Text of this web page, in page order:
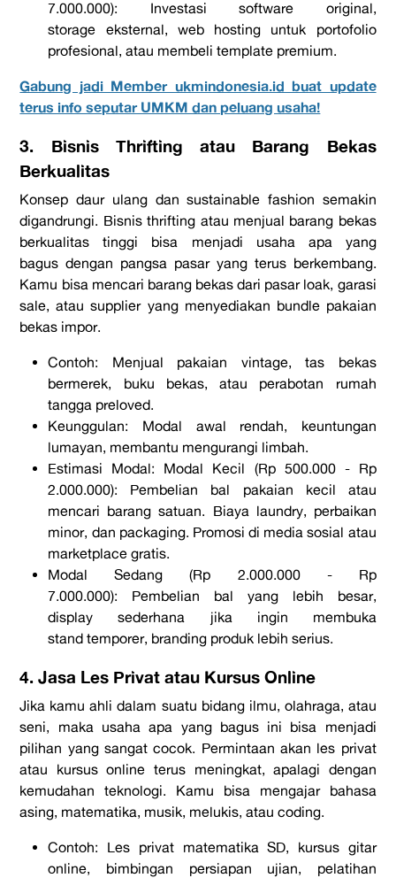
7.000.000): Investasisoftware original,
storage eksternal, web hosting untuk portofolio
profesional, atau membelitemplate premium.
Gabung jadi Member ukmindonesia.id buat update
terus info seputar UMKM dan peluang usaha!
3. Bisnis Thrifting atau Barang Bekas
Berkualitas
Konsep daur ulang dansustainable fashion semakin
digandrungi. Bisnisthrifting atau menjual barang bekas
berkualitas tinggi bisa menjadi usaha apa yang
bagus dengan pangsa pasar yang terus berkembang.
Kamu bisa mencari barang bekas dari pasar loak, garasi
sale, atausupplieryang menyediakan bundlepakaian
bekas impor.
Contoh: Menjual pakaian vintage, tas bekas
bermerek, buku bekas, atau perabotan rumah
tangga preloved.
Keunggulan: Modal awal rendah, keuntungan
lumayan, membantu mengurangi limbah.
Estimasi Modal: Modal Kecil (Rp 500.000 - Rp
2.000.000): Pembelian bal pakaian kecil atau
mencari barang satuan. Biaya laundry, perbaikan
minor, dan packaging. Promosi di media sosial atau
marketplace gratis.
Modal Sedang (Rp 2.000.000 - Rp
7.000.000): Pembelian bal yang lebih besar,
display sederhana jika ingin membuka
stand temporer, branding produk lebih serius.
4. Jasa Les Privat atau Kursus Online
Jika kamu ahli dalam suatu bidang ilmu, olahraga, atau
seni, maka usaha apa yang bagusini bisa menjadi
pilihan yang sangat cocok. Permintaan akan les privat
atau kursusonline terus meningkat, apalagi dengan
kemudahan teknologi. Kamu bisa mengajar bahasa
asing, matematika, musik, melukis, ataucoding.
Contoh: Les privat matematika SD, kursus gitar
online, bimbingan persiapan ujian, pelatihan